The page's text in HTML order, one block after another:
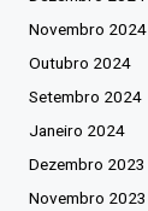
Novembro 2024
Outubro 2024
Setembro 2024
Janeiro 2024
Dezembro 2023
Novembro 2023